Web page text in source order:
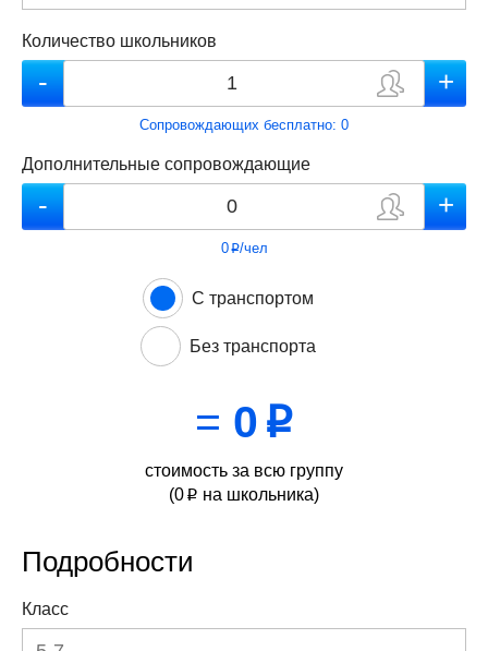
Количество школьников
Сопровождающих бесплатно: 0
Дополнительные сопровождающие
0p/чел
С транспортом
Без транспорта
= 0 p
стоимость за всю группу
(0 p на школьника)
Подробности
Класс